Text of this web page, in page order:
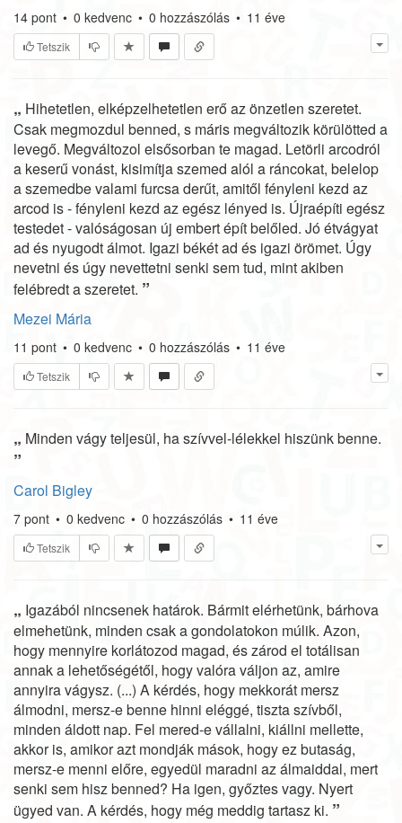
14 pont • 0 kedvenc • 0 hozzászólás • 11 éve
Tetszik
„ Hihetetlen, elképzelhetetlen erő az önzetlen szeretet.
Csak meg­mozdul benned, s máris megváltozik körülötted a
levegő. Megvál­tozol elsősorban te magad. Letörli arcodról
a keserű vonást, kisimítja szemed alól a ráncokat, belelop
a szemedbe valami furcsa derűt, amitől fényleni kezd az
arcod is - fényleni kezd az egész lényed is. Újraépíti egész
testedet - valóságosan új embert épít belőled. Jó étvágyat
ad és nyugodt álmot. Igazi békét ad és igazi örömet. Úgy
nevetni és úgy nevettetni senki sem tud, mint akiben
felébredt a szeretet. ”
Mezei Mária
11 pont • 0 kedvenc • 0 hozzászólás • 11 éve
Tetszik
„ Minden vágy teljesül, ha szívvel-lélekkel hiszünk benne.
”
Carol Bigley
7 pont • 0 kedvenc • 0 hozzászólás • 11 éve
Tetszik
„ Igazából nincsenek határok. Bármit elérhetünk, bárhova
elmehetünk, minden csak a gondolatokon múlik. Azon,
hogy mennyire korlátozod magad, és zárod el totálisan
annak a lehetőségétől, hogy valóra váljon az, amire
annyira vágysz. (...) A kérdés, hogy mekkorát mersz
álmodni, mersz-e benne hinni eléggé, tiszta szívből,
minden áldott nap. Fel mered-e vállalni, kiállni mellette,
akkor is, amikor azt mondják mások, hogy ez butaság,
mersz-e menni előre, egyedül maradni az álmaiddal, mert
senki sem hisz benned? Ha igen, győztes vagy. Nyert
ügyed van. A kérdés, hogy még meddig tartasz ki. ”